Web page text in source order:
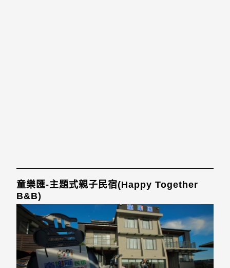
童樂匯-主題式親子民宿(Happy Together
B&B)